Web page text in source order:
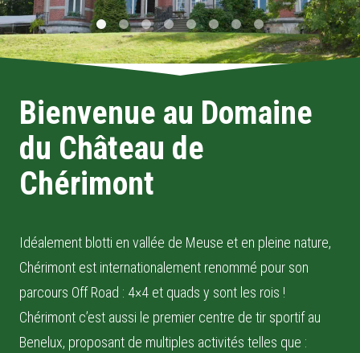
Bienvenue au Domaine
du Château de
Chérimont
Idéalement blotti en vallée de Meuse et en pleine nature,
Chérimont est internationalement renommé pour son
parcours Off Road : 4×4 et quads y sont les rois !
Chérimont c’est aussi le premier centre de tir sportif au
Benelux, proposant de multiples activités telles que :